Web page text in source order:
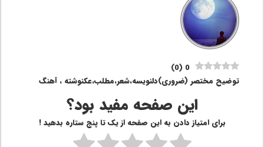
0
(
0
)
توضیح مختصر (ضروری)دلنویسه،شعر،مطلب،عکنوشته ، آهنگ
این صفحه مفید بود؟
برای امتیاز دادن به این صفحه از یک تا پنج ستاره بدهید !